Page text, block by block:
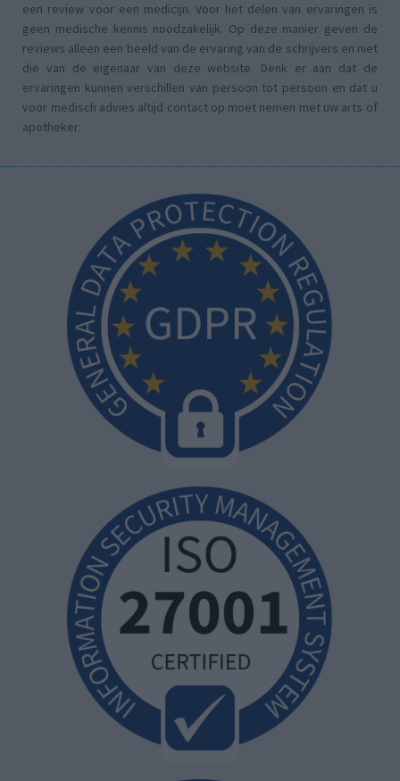
een review voor een medicijn. Voor het delen van ervaringen is
geen medische kennis noodzakelijk. Op deze manier geven de
reviews alleen een beeld van de ervaring van de schrijvers en niet
die van de eigenaar van deze website. Denk er aan dat de
ervaringen kunnen verschillen van persoon tot persoon en dat u
voor medisch advies altijd contact op moet nemen met uw arts of
apotheker.